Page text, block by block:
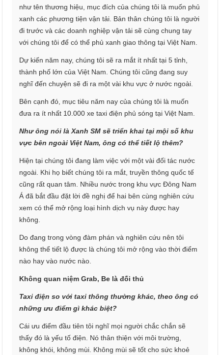
như tên thương hiệu, mục đích của chúng tôi là muốn phủ
xanh các phương tiện vận tải. Bản thân chúng tôi là người
đi trước và các doanh nghiệp vận tải sẽ cùng chung tay
với chúng tôi để có thể phủ xanh giao thông tại Việt Nam.
Dự kiến năm nay, chúng tôi sẽ ra mắt ít nhất tại 5 tỉnh,
thành phố lớn của Việt Nam. Chúng tôi cũng đang suy
nghĩ đến chuyện sẽ đi ra một vài khu vực ở nước ngoài.
Bên cạnh đó, mục tiêu năm nay của chúng tôi là muốn
đưa ra ít nhất 10.000 xe taxi điện phủ sóng tại Việt Nam.
Như ông nói là Xanh SM sẽ triển khai tại mội số khu
vực bên ngoài Việt Nam, ông có thể tiết lộ thêm?
Hiện tại chúng tôi đang làm việc với một vài đối tác nước
ngoài. Khi họ biết chúng tôi ra mắt, truyền thông quốc tế
cũng rất quan tâm. Nhiều nước trong khu vực Đông Nam
Á đã bắt đầu đặt lời đề nghị để hai bên cùng nghiên cứu
xem có thể mở rộng loại hình dịch vụ này được hay
không.
Do đang trong vòng đàm phán và nghiên cứu nên tôi
không thể tiết lộ được là chúng tôi mở rộng vào thời điểm
nào hay vào nước nào.
Không quan niệm Grab, Be là đối thủ
Taxi điện so với taxi thông thường khác, theo ông có
những ưu điểm gì khác biệt?
Cái ưu điểm đầu tiên tôi nghĩ mọi người chắc chắn sẽ
thấy đó là yếu tố điện. Nó thân thiện với môi trường,
không khói, không mùi. Không mùi sẽ tốt cho sức khoẻ